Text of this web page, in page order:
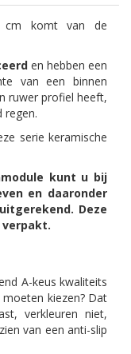
cm komt van de
en hebben een
van een binnen
ruwer profiel heeft,
regen.
serie keramische
kunt u bij
en daaronder
Deze
A-keus kwaliteits
kiezen? Dat
verkleuren niet,
van een anti-slip